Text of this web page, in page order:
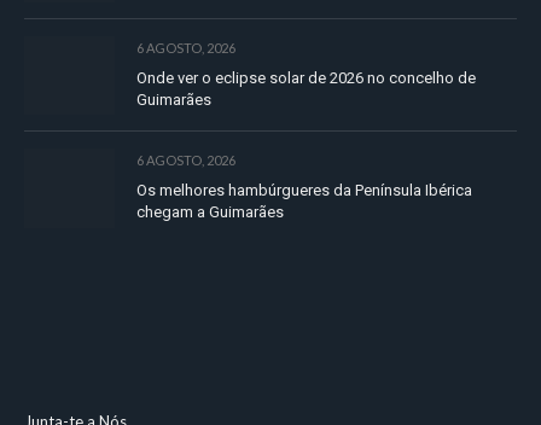
6 AGOSTO, 2026
Onde ver o eclipse solar de 2026 no concelho de
Guimarães
6 AGOSTO, 2026
Os melhores hambúrgueres da Península Ibérica
chegam a Guimarães